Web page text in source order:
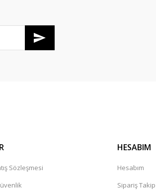
Sözleşmesi
HESABIM
Hesabım
Sipariş Takip